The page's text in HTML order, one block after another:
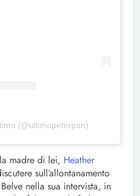
(@ultimopeterpan)
madre di lei, Heather
sull’allontanamento
nella sua intervista, in